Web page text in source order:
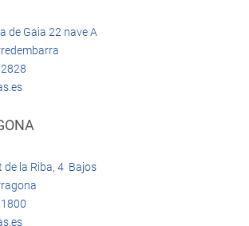
de Gaia 22 nave A
de la Riba, 4 Bajos